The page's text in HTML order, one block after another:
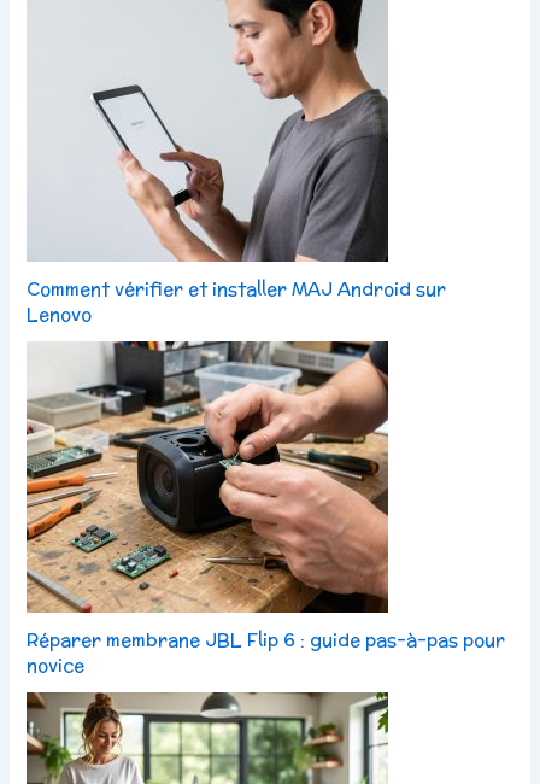
Comment vérifier et installer MAJ Android sur
Lenovo
Réparer membrane JBL Flip 6 : guide pas-à-pas pour
novice